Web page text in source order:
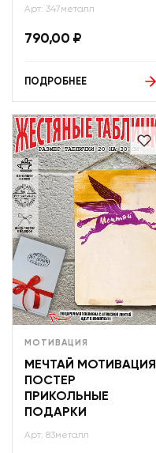
Арт: 347металл
790,00 ₽
ПОДРОБНЕЕ
МОТИВАЦИЯ
МЕЧТАЙ МОТИВАЦИЯ
ПОСТЕР
ПРИКОЛЬНЫЕ
ПОДАРКИ
Арт: 83металл